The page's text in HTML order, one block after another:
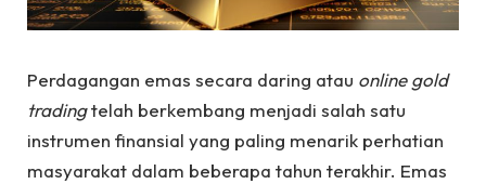
Perdagangan emas secara daring atau online gold
tradingtelah berkembang menjadi salah satu
instrumen finansial yang paling menarik perhatian
masyarakat dalam beberapa tahun terakhir. Emas